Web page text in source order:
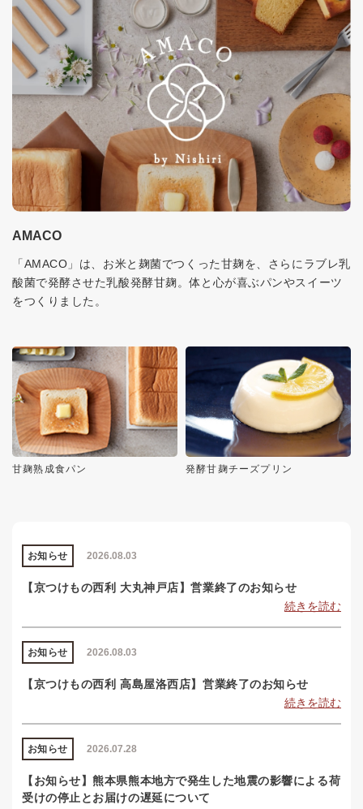
AMACO
「AMACO」は、お米と麹菌でつくった甘麹を、さらにラブレ乳
酸菌で発酵させた乳酸発酵甘麹。体と心が喜ぶパンやスイーツ
をつくりました。
甘麹熟成食パン 発酵甘麹チーズプリン
2026.08.03
お知らせ
【京つけもの西利 大丸神戸店】営業終了のお知らせ
続きを読む
2026.08.03
お知らせ
【京つけもの西利 高島屋洛西店】営業終了のお知らせ
続きを読む
2026.07.28
お知らせ
【お知らせ】熊本県熊本地方で発生した地震の影響による荷
受けの停止とお届けの遅延について